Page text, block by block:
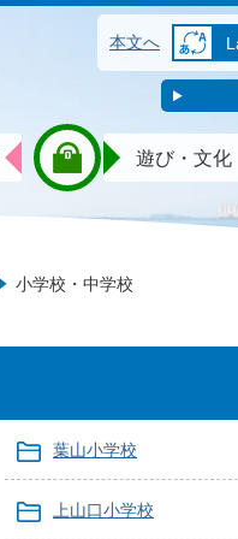
本文へ
遊び・文化
小学校・中学校
葉山小学校
上山口小学校